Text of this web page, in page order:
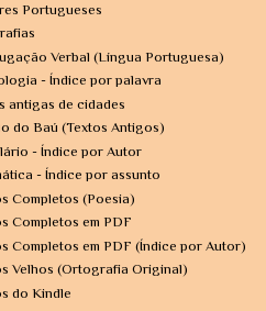
Portugueses
Verbal (Língua Portuguesa)
- Índice por palavra
antigas de cidades
do Baú (Textos Antigos)
- Índice por Autor
- Índice por assunto
Completos (Poesia)
Completos em PDF
Completos em PDF (Índice por Autor)
Velhos (Ortografia Original)
do Kindle